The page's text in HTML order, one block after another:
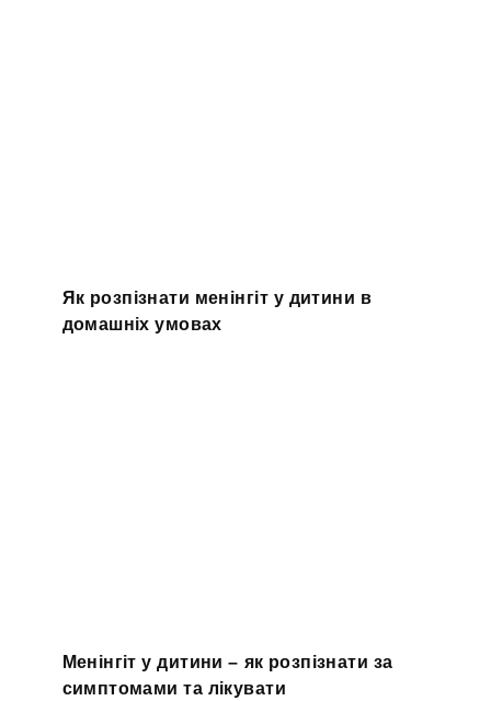
Як розпізнати менінгіт у дитини в
домашніх умовах
Менінгіт у дитини – як розпізнати за
симптомами та лікувати